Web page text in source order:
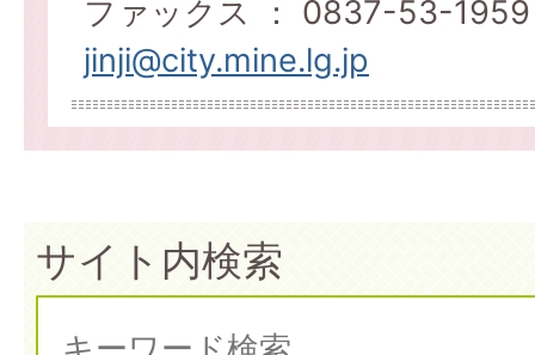
ファックス ： 0837-53-1959
jinji@city.mine.lg.jp
サイト内検索